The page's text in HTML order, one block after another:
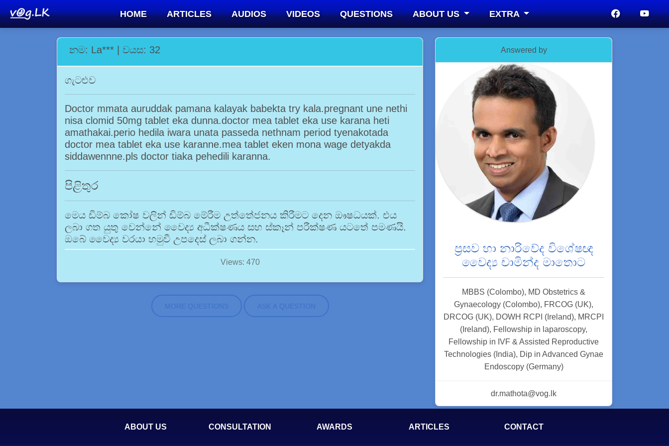
HOME ARTICLES AUDIOS VIDEOS QUESTIONS ABOUT US EXTRA
නම: La*** | වයස: 32
ගැටළුව
Doctor mmata auruddak pamana kalayak babekta try kala.pregnant une nethi
nisa clomid 50mg tablet eka dunna.doctor mea tablet eka use karana heti
amathakai.perio hedila iwara unata passeda nethnam period tyenakotada
doctor mea tablet eka use karanne.mea tablet eken mona wage detyakda
siddawennne.pls doctor tiaka pehedili karanna.
පිළිතුර
මෙය ඩිම්බ කෝෂ වලින් ඩිම්බ මේරීම උත්තේජනය කිරීමට දෙන ඖෂධයක්. එය
ලබා ගත යුතු වෙන්නේ වෛද්‍ය අධීක්ෂණය සහ ස්කෑන් පරීක්ෂණ යටතේ පමණයි.
ඔබේ වෛද්‍ය වරයා හමුවී උපදෙස් ලබා ගන්න.
Views: 470
MORE QUESTIONS ASK A QUESTION
Answered by
ප්‍රසව හා නාරිවේද විශේෂඥ
වෛද්‍ය චාමින්ද මාතොට
MBBS (Colombo), MD Obstetrics &
Gynaecology (Colombo), FRCOG (UK),
DRCOG (UK), DOWH RCPI (Ireland), MRCPI
(Ireland), Fellowship in laparoscopy,
Fellowship in IVF & Assisted Reproductive
Technologies (India), Dip in Advanced Gynae
Endoscopy (Germany)
dr.mathota@vog.lk
ABOUT US CONSULTATION AWARDS ARTICLES CONTACT